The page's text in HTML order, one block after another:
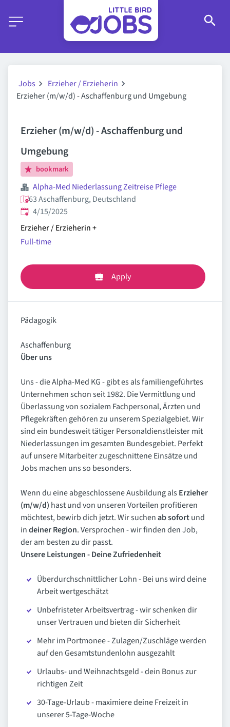
Jobs
Erzieher / Erzieherin
Erzieher (m/w/d) - Aschaffenburg und Umgebung
Erzieher (m/w/d) - Aschaffenburg und
Umgebung
bookmark
Alpha-Med Niederlassung Zeitreise Pflege
63 Aschaffenburg, Deutschland
Published:
4/15/2025
Erzieher / Erzieherin+
Full-time
Apply
Pädagogik
Aschaffenburg
Über uns
Uns - die Alpha-Med KG - gibt es als familiengeführtes
Unternehmen schon seit 1982. Die Vermittlung und
Überlassung von sozialem Fachpersonal, Ärzten und
Pflegekräften gehören zu unserem Spezialgebiet. Wir
sind ein bundesweit tätiger Personaldienstleister mit
Niederlassungen im gesamten Bundesgebiet. Perfekt
auf unsere Mitarbeiter zugeschnittene Einsätze und
Jobs machen uns so besonders.
Wenn du eine abgeschlossene Ausbildung alsErzieher
(m/w/d) hast und von unseren Vorteilen profitieren
möchtest, bewirb dich jetzt. Wir suchenab sofortund
indeiner Region. Versprochen - wir finden den Job,
der am besten zu dir passt.
Unsere Leistungen - Deine Zufriedenheit
Überdurchschnittlicher Lohn - Bei uns wird deine
Arbeit wertgeschätzt
Unbefristeter Arbeitsvertrag - wir schenken dir
unser Vertrauen und bieten dir Sicherheit
Mehr im Portmonee - Zulagen/Zuschläge werden
auf den Gesamtstundenlohn ausgezahlt
Urlaubs- und Weihnachtsgeld - dein Bonus zur
richtigen Zeit
30-Tage-Urlaub - maximiere deine Freizeit in
unserer 5-Tage-Woche